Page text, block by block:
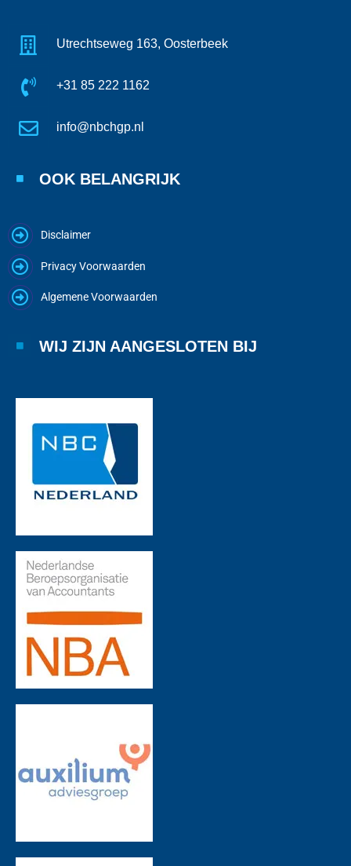
Utrechtseweg 163, Oosterbeek
+31 85 222 1162
info@nbchgp.nl
OOK BELANGRIJK
Disclaimer
Privacy Voorwaarden
Algemene Voorwaarden
WIJ ZIJN AANGESLOTEN BIJ